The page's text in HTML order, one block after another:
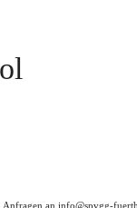
Anfragen an info@spvgg-